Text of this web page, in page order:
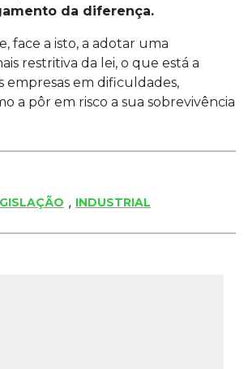
da diferença.
face a isto, a adotar uma
restritiva da lei, o que está a
empresas em dificuldades,
a pôr em risco a sua sobrevivência
, INDUSTRIAL